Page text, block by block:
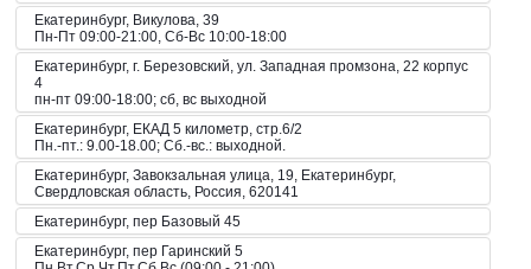
Екатеринбург, Викулова, 39
Пн-Пт 09:00-21:00, Сб-Вс 10:00-18:00
Екатеринбург, г. Березовский, ул. Западная промзона, 22 корпус
4
пн-пт 09:00-18:00; сб, вс выходной
Екатеринбург, ЕКАД 5 километр, стр.6/2
Пн.-пт.: 9.00-18.00; Сб.-вс.: выходной.
Екатеринбург, Завокзальная улица, 19, Екатеринбург,
Свердловская область, Россия, 620141
Екатеринбург, пер Базовый 45
Екатеринбург, пер Гаринский 5